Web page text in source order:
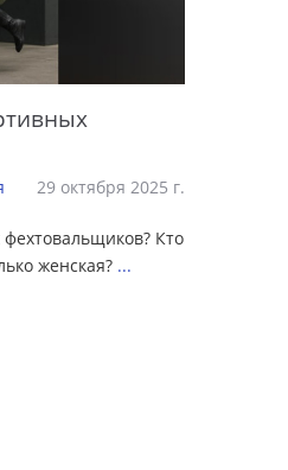
29 октября 2025 г.
Кто
женская? ...